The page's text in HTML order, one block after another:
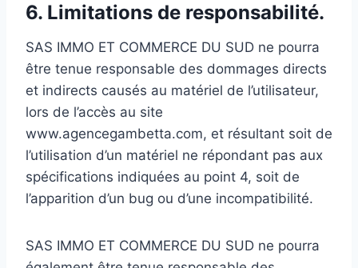
6. Limitations de responsabilité.
SAS IMMO ET COMMERCE DU SUD ne pourra
être tenue responsable des dommages directs
et indirects causés au matériel de l’utilisateur,
lors de l’accès au site
www.agencegambetta.com, et résultant soit de
l’utilisation d’un matériel ne répondant pas aux
spécifications indiquées au point 4, soit de
l’apparition d’un bug ou d’une incompatibilité.
SAS IMMO ET COMMERCE DU SUD ne pourra